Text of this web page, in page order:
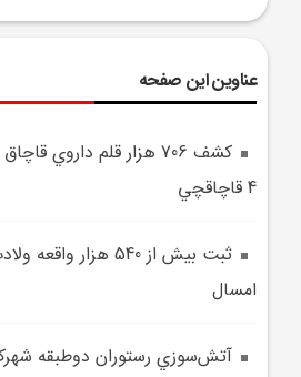
عناوین این صفحه
کشف 706 هزار قلم داروي
4 قاچاقچي
امسال
آتش‌سوزي رستوران دوطبقه